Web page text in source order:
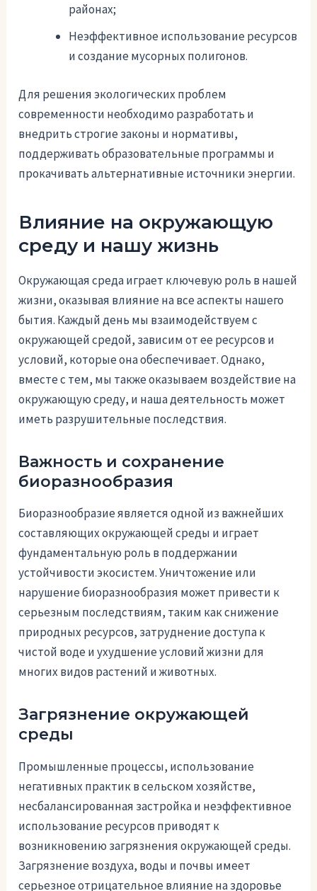
районах;
Неэффективное использование ресурсов
и создание мусорных полигонов.
Для решения экологических проблем
современности необходимо разработать и
внедрить строгие законы и нормативы,
поддерживать образовательные программы и
прокачивать альтернативные источники энергии.
Влияние на окружающую
среду и нашу жизнь
Окружающая среда играет ключевую роль в нашей
жизни, оказывая влияние на все аспекты нашего
бытия. Каждый день мы взаимодействуем с
окружающей средой, зависим от ее ресурсов и
условий, которые она обеспечивает. Однако,
вместе с тем, мы также оказываем воздействие на
окружающую среду, и наша деятельность может
иметь разрушительные последствия.
Важность и сохранение
биоразнообразия
Биоразнообразие является одной из важнейших
составляющих окружающей среды и играет
фундаментальную роль в поддержании
устойчивости экосистем. Уничтожение или
нарушение биоразнообразия может привести к
серьезным последствиям, таким как снижение
природных ресурсов, затруднение доступа к
чистой воде и ухудшение условий жизни для
многих видов растений и животных.
Загрязнение окружающей
среды
Промышленные процессы, использование
негативных практик в сельском хозяйстве,
несбалансированная застройка и неэффективное
использование ресурсов приводят к
возникновению загрязнения окружающей среды.
Загрязнение воздуха, воды и почвы имеет
серьезное отрицательное влияние на здоровье